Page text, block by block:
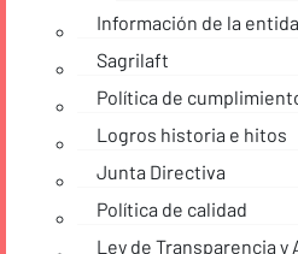
Información de la
Sagrilaft
Logros historia e hitos
Junta Directiva
Política de calidad